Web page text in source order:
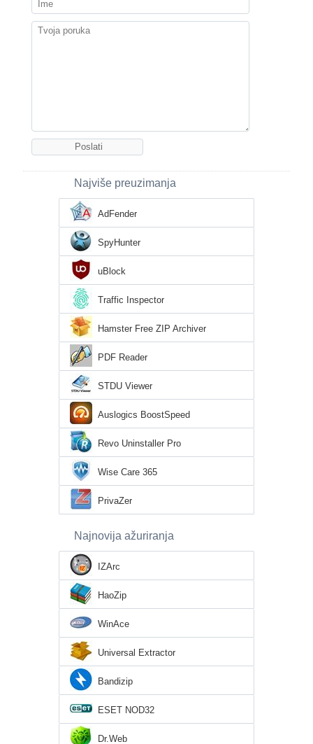
Najviše preuzimanja
AdFender
SpyHunter
uBlock
Traffic Inspector
Hamster Free ZIP Archiver
PDF Reader
STDU Viewer
Auslogics BoostSpeed
Revo Uninstaller Pro
Wise Care 365
PrivaZer
Najnovija ažuriranja
IZArc
HaoZip
WinAce
Universal Extractor
Bandizip
ESET NOD32
Dr.Web